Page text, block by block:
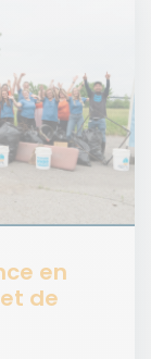
en
de